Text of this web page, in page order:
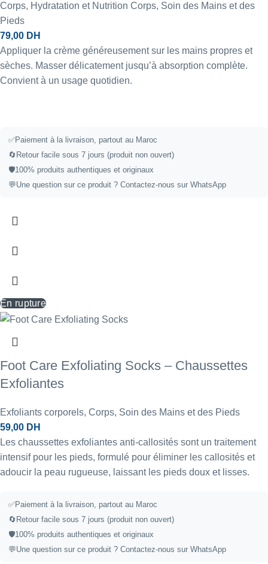
Corps, Hydratation et Nutrition Corps, Soin des Mains et des
Pieds
79,00 DH
Appliquer la crème généreusement sur les mains propres et
sèches. Masser délicatement jusqu’à absorption complète.
Convient à un usage quotidien.
✅Paiement à la livraison, partout au Maroc
🔄 Retour facile sous 7 jours (produit non ouvert)
🛡️100% produits authentiques et originaux
💬Une question sur ce produit ? Contactez-nous sur WhatsApp
En rupture
Foot Care Exfoliating Socks – Chaussettes
Exfoliantes
Exfoliants corporels, Corps, Soin des Mains et des Pieds
59,00 DH
Les chaussettes exfoliantes anti-callosités sont un traitement
intensif pour les pieds, formulé pour éliminer les callosités et
adoucir la peau rugueuse, laissant les pieds doux et lisses.
✅Paiement à la livraison, partout au Maroc
🔄Retour facile sous 7 jours (produit non ouvert)
🛡️100% produits authentiques et originaux
💬Une question sur ce produit ? Contactez-nous sur WhatsApp